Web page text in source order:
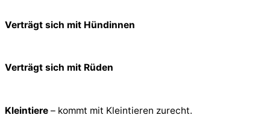
Verträgt sich mit Hündinnen
Verträgt sich mit Rüden
Kleintiere – kommt mit Kleintieren zurecht.